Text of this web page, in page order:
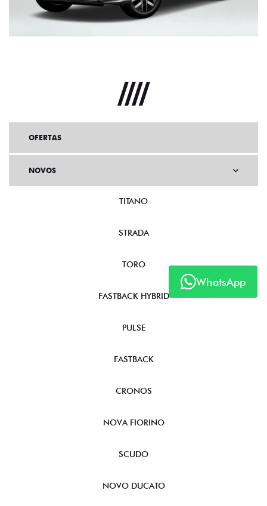
WhatsApp
OFERTAS
NOVOS
TITANO
STRADA
TORO
FASTBACK HYBRID
PULSE
FASTBACK
CRONOS
NOVA FIORINO
SCUDO
NOVO DUCATO